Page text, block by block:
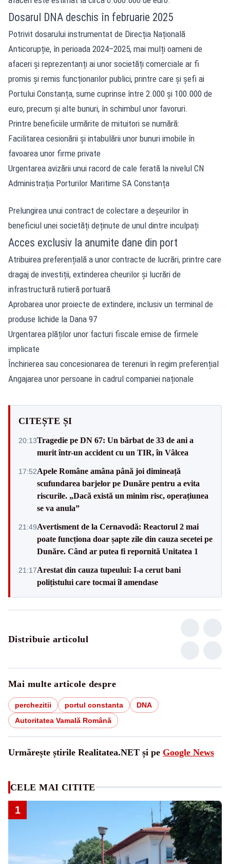
Dosarul DNA deschis în februarie 2025
Potrivit dosarului instrumentat de Direcția Națională
Anticorupție, în perioada 2024–2025, mai mulți oameni de
afaceri și reprezentanți ai unor societăți comerciale ar fi
promis și remis funcționarilor publici, printre care și șefi ai
Portului Constanța, sume cuprinse între 2.000 și 100.000 de
euro, precum și alte bunuri, în schimbul unor favoruri.
Printre beneficiile urmărite de mituitori se numără:
Facilitarea cesionării și intabulării unor bunuri imobile în
favoarea unor firme private
Urgentarea avizării unui racord de cale ferată la nivelul CN
Administrația Porturilor Maritime SA Constanța
Prelungirea unui contract de colectare a deșeurilor în
beneficiul unei societăți deținute de unul dintre inculpați
Acces exclusiv la anumite dane din port
Atribuirea preferențială a unor contracte de lucrări, printre care
dragaj de investiții, extinderea cheurilor și lucrări de
infrastructură rutieră portuară
Aprobarea unor proiecte de extindere, inclusiv un terminal de
produse lichide la Dana 97
Urgentarea plăților unor facturi fiscale emise de firmele
implicate
Închirierea sau concesionarea de terenuri în regim preferențial
Angajarea unor persoane în cadrul companiei naționale
CITEȘTE ȘI
20:13Tragedie pe DN 67: Un bărbat de 33 de ani a
murit într-un accident cu un TIR, în Vâlcea
17:52Apele Române amâna până joi dimineață
scufundarea barjelor pe Dunăre pentru a evita
riscurile. „Dacă există un minim risc, operațiunea
se va anula”
21:49Avertisment de la Cernavodă: Reactorul 2 mai
poate funcționa doar șapte zile din cauza secetei pe
Dunăre. Când ar putea fi repornită Unitatea 1
21:17Arestat din cauza tupeului: I-a cerut bani
polițistului care tocmai îl amendase
Distribuie articolul
Mai multe articole despre
perchezitii portul constanta
DNA
Autoritatea Vamală Română
Urmărește știrile Realitatea.NET și pe Google News
CELE MAI CITITE
1